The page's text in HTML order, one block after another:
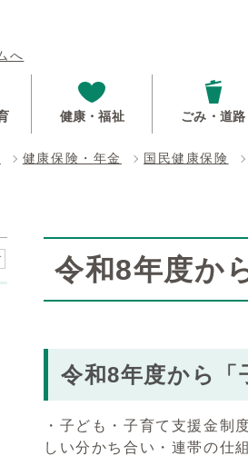
へ
健康・福祉 ごみ・道路
健康保険・年金 国民健康保険
令和8年度か
令和8年度から「
・子ども・子育て支援金制
しい分かち合い・連帯の仕